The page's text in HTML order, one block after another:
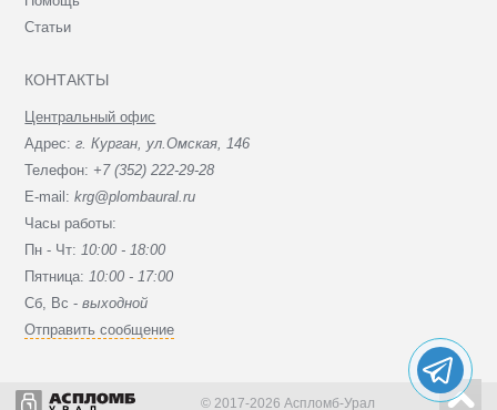
Статьи
КОНТАКТЫ
Центральный офис
Адрес:г. Курган, ул.Омская, 146
Телефон: +7 (352) 222-29-28
E-mail:krg@plombaural.ru
Часы работы:
Пн - Чт: 10:00 - 18:00
Пятница: 10:00 - 17:00
Сб, Вc -выходной
Отправить сообщение
© 2017-2026 Аспломб-Урал